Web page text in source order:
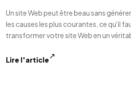
Un site Web peut être beau sans
les causes les plus courantes, ce qu'il
transformer votre site Web en un
Lire l'article↗